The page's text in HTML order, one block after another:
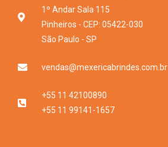
1º Andar Sala 115
Pinheiros - CEP: 05422-030
São Paulo - SP
vendas@mexericabrindes.com.br
+55 11 42100890
+55 11 99141-1657